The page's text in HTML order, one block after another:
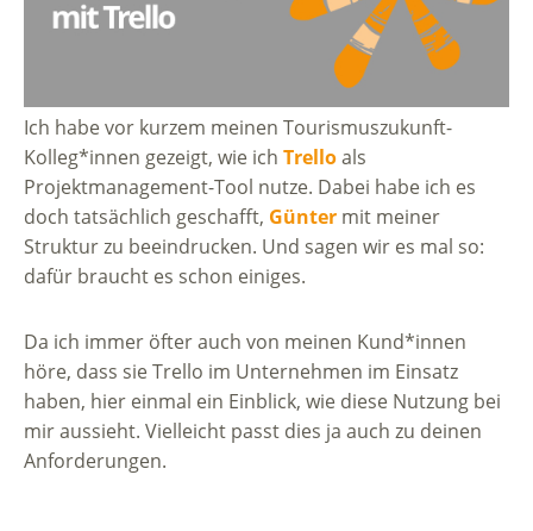
Ich habe vor kurzem meinen Tourismuszukunft-
Kolleg*innen gezeigt, wie ich Trelloals
Projektmanagement-Tool nutze. Dabei habe ich es
doch tatsächlich geschafft, Günter mit meiner
Struktur zu beeindrucken. Und sagen wir es mal so:
dafür braucht es schon einiges.
Da ich immer öfter auch von meinen Kund*innen
höre, dass sie Trello im Unternehmen im Einsatz
haben, hier einmal ein Einblick, wie diese Nutzung bei
mir aussieht. Vielleicht passt dies ja auch zu deinen
Anforderungen.